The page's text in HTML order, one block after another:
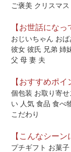
ご褒美 クリスマス
【お世話にな
おじいちゃん お
彼女 彼氏 兄弟 姉
父 母 妻 夫
【おすすめポイ
個包装 お取り寄
い 人気 食品 食べ
こだわり
【こんなシーン
プチギフト お菓